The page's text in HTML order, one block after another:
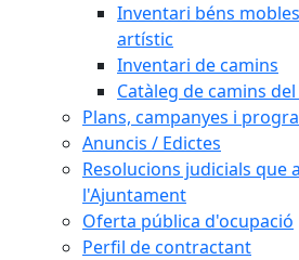
Inventari béns
artístic
Inventari de camins
Catàleg de camins
Plans, campanyes i
Anuncis / Edictes
Resolucions judicials que
l'Ajuntament
Oferta pública d'ocupació
Perfil de contractant